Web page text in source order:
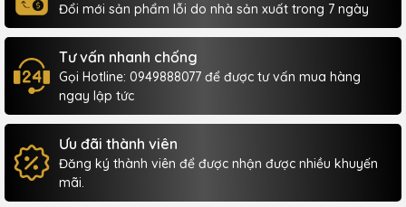
Đổi mới sản phẩm lỗi do nhà sản xuất trong 7 ngày
Tư vấn nhanh chống
Gọi Hotline: 0949888077 để được tư vấn mua hàng
ngay lập tức
Ưu đãi thành viên
Đăng ký thành viên để được nhận được nhiều khuyến
mãi.